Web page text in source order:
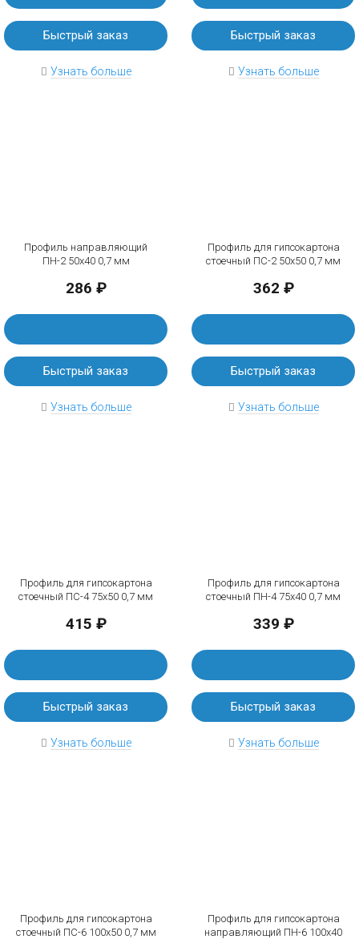
Быстрый заказ
Узнать больше
Быстрый заказ
Узнать больше
Профиль направляющий
ПН-2 50х40 0,7 мм
286 ₽
Быстрый заказ
Узнать больше
Профиль для гипсокартона
стоечный ПС-2 50х50 0,7 мм
362 ₽
Быстрый заказ
Узнать больше
Профиль для гипсокартона
стоечный ПС-4 75х50 0,7 мм
415 ₽
Быстрый заказ
Узнать больше
Профиль для гипсокартона
стоечный ПН-4 75х40 0,7 мм
339 ₽
Быстрый заказ
Узнать больше
Профиль для гипсокартона
стоечный ПС-6 100х50 0,7 мм
Профиль для гипсокартона
направляющий ПН-6 100х40